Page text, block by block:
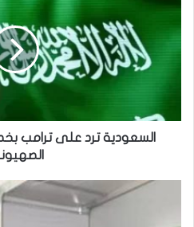
السعودية ترد على ترامب